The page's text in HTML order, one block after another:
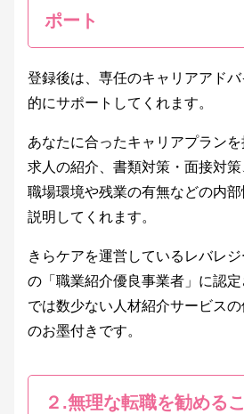
ポート
登録後は、専任のキャリアアド
的にサポートしてくれます。
あなたに合ったキャリアプラン
求人の紹介、書類対策・面接対策
職場環境や残業の有無などの内
説明してくれます。
きらケアを運営しているレバレ
の「職業紹介優良事業者」に認
では数少ない人材紹介サービス
のお墨付きです。
２.無理な転職を勧める